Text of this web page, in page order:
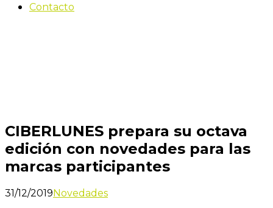
Contacto
CIBERLUNES prepara su octava
edición con novedades para las
marcas participantes
31/12/2019Novedades